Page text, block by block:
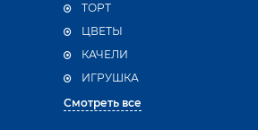
ТОРТ
ЦВЕТЫ
КАЧЕЛИ
ИГРУШКА
Смотреть все